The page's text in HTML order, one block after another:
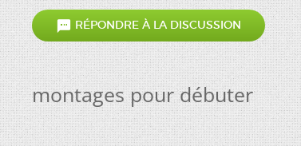
 RÉPONDRE À LA DISCUSSION
montages pour débuter